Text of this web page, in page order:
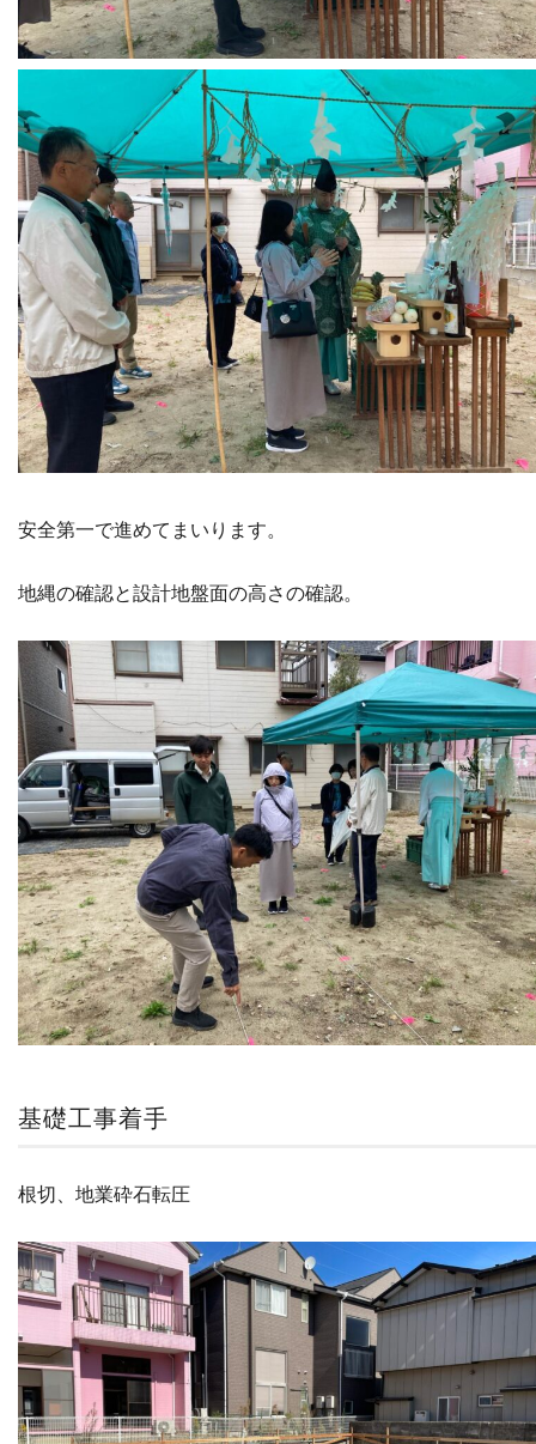
安全第一で進めてまいります。
地縄の確認と設計地盤面の高さの確認。
基礎工事着手
根切、地業砕石転圧